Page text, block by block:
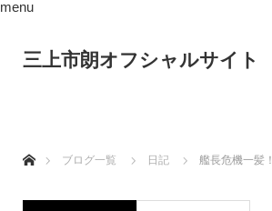
三上市朗オフシャルサイト
menu
ブログ一覧
日記 艦長危機一髪！